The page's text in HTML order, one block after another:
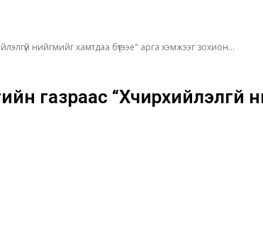
нийгмийг хамтдаа бүтээе" арга хэмжээг зохион...
газраас